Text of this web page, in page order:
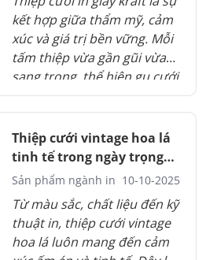
kết hợp giữa thẩm mỹ, cảm
xúc và giá trị bền vững. Mỗi
tấm thiệp vừa gần gũi vừa
sang trọng, thể hiện gu cưới
tinh tế của cặp đôi. Chất liệu
thân thiện môi trường góp
phần tạo nên xu hướng
sống xanh ý nghĩa. Một chi
tiết nhỏ nhưng đủ để lưu
giữ cảm xúc trọn vẹn của
ngày hạnh phúc.
Thiệp cưới vintage hoa lá
tinh tế trong ngày trọng
đại
Sản phẩm ngành in 10-10-2025
Từ màu sắc, chất liệu đến kỹ
thuật in, thiệp cưới vintage
hoa lá luôn mang đến cảm